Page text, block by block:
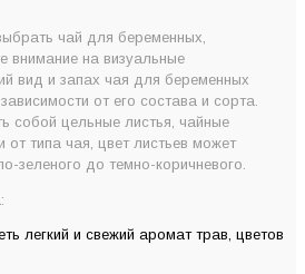
чай для беременных,
внимание на визуальные
вид и запах чая для беременных
от его состава и сорта.
собой цельные листья, чайные
от типа чая, цвет листьев может
зеленого до темно-коричневого.
легкий и свежий аромат трав, цветов